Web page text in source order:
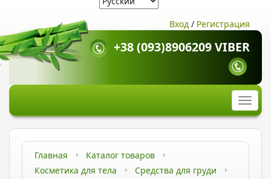
Вход / Регистрация
+38 (093)8906209 VIBER
Главная
Каталог товаров
Косметика для тела
Средства для груди